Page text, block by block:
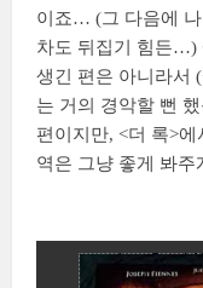
이죠… (그 다음에
차도 뒤집기 힘든…)
생긴 편은 아니라서
는 거의 경악할 뻔
편이지만, <더 록>
역은 그냥 좋게 봐주